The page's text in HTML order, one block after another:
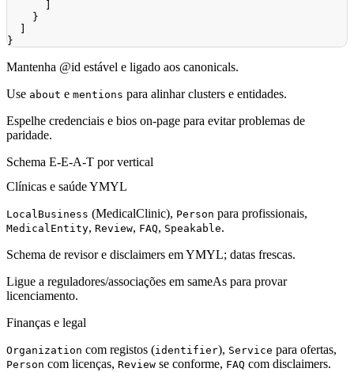
}
}
Mantenha @id estável e ligado aos canonicals.
Use about e mentions para alinhar clusters e entidades.
Espelhe credenciais e bios on-page para evitar problemas de
paridade.
Schema E-E-A-T por vertical
Clínicas e saúde YMYL
LocalBusiness (MedicalClinic), Person para profissionais,
MedicalEntity, Review, FAQ, Speakable.
Schema de revisor e disclaimers em YMYL; datas frescas.
Ligue a reguladores/associações em sameAs para provar
licenciamento.
Finanças e legal
Organization com registos (identifier), Service para ofertas,
Person com licenças, Review se conforme, FAQ com disclaimers.